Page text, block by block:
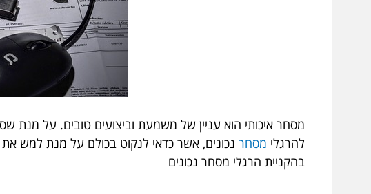
מסחר איכותי הוא עניין של משמעת וביצועים טובים. על מנת
להרגלי מסחר נכונים, אשר כדאי לנקוט בכולם על מנת למש
בהקניית הרגלי מסחר נכונים